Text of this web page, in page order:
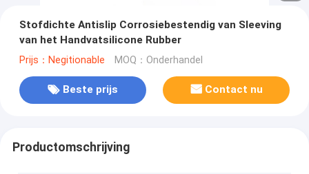
Stofdichte Antislip Corrosiebestendig van Sleeving
van het Handvatsilicone Rubber
Prijs：Negitionable MOQ：Onderhandel
Beste prijs Contact nu
Productomschrijving